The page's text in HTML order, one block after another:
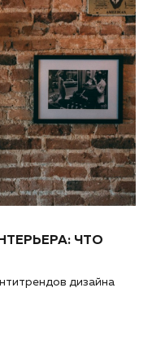
ЧТО
дизайна